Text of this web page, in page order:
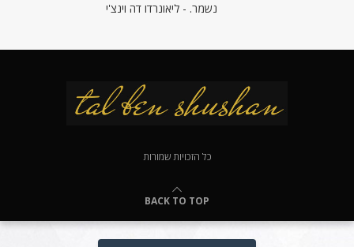
נשמר. - ליאונרדו דה וינצ'י
כל הזכויות שמורות
BACK TO TOP